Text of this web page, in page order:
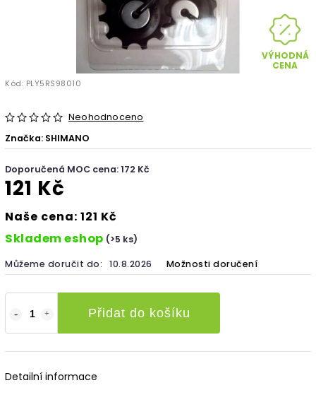
VÝHODNÁ
CENA
Kód: PLY5RS98010
Neohodnoceno
Značka: SHIMANO
Doporučená MOC cena: 172 Kč
121 Kč
Naše cena: 121 Kč
Skladem eshop (>5 ks)
Můžeme doručit do: 10.8.2026 Možnosti doručení
Přidat do košíku
Detailní informace